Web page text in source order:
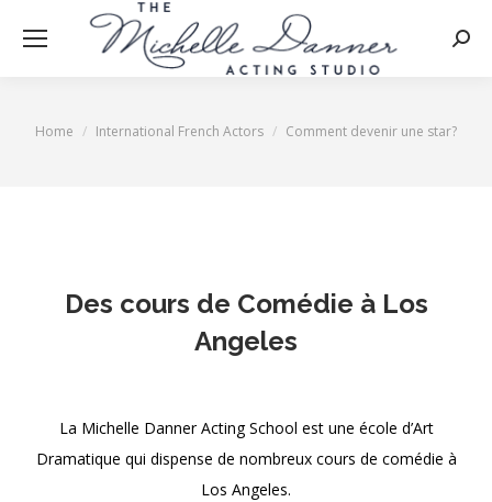
You are here:
Home International French Actors Comment devenir une star?
Des cours de Comédie à Los
Angeles
La Michelle Danner Acting School est une école d’Art
Dramatique qui dispense de nombreux cours de comédie à
Los Angeles.